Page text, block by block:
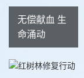
无偿献血 生
命涌动